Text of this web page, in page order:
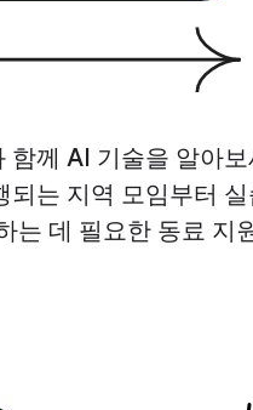
함께 AI 기술을 알아
되는 지역 모임부터
는 데 필요한 동료 지